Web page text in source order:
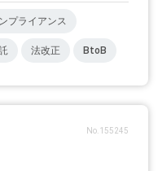
プライアンス
法改正 BtoB
No.155245